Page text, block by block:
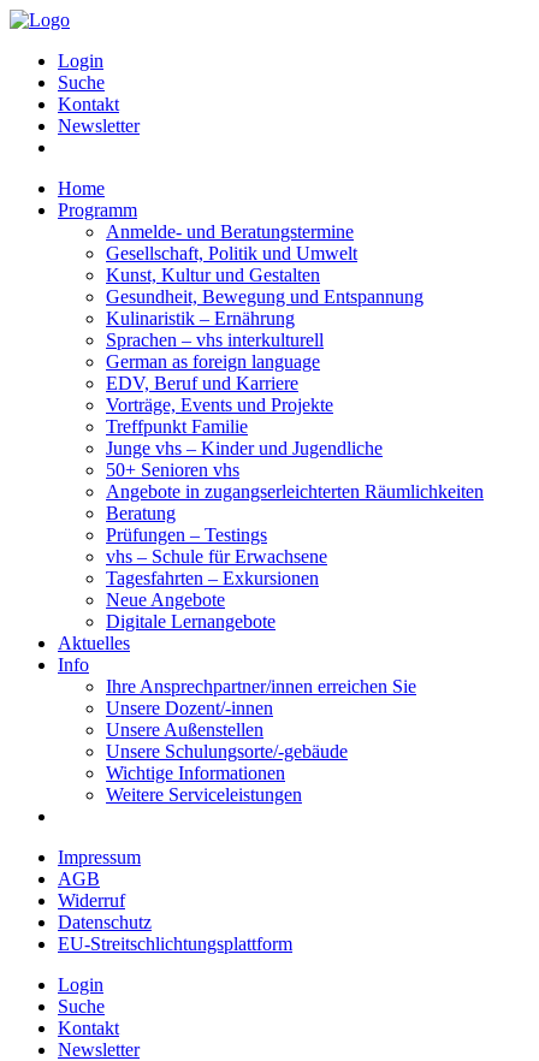
Login
Suche
Kontakt
Newsletter
Home
Programm
Anmelde- und Beratungstermine
Gesellschaft, Politik und Umwelt
Kunst, Kultur und Gestalten
Gesundheit, Bewegung und Entspannung
Kulinaristik – Ernährung
Sprachen – vhs interkulturell
German as foreign language
EDV, Beruf und Karriere
Vorträge, Events und Projekte
Treffpunkt Familie
Junge vhs – Kinder und Jugendliche
50+ Senioren vhs
Angebote in zugangserleichterten Räumlichkeiten
Beratung
Prüfungen – Testings
vhs – Schule für Erwachsene
Tagesfahrten – Exkursionen
Neue Angebote
Digitale Lernangebote
Aktuelles
Info
Ihre Ansprechpartner/innen erreichen Sie
Unsere Dozent/-innen
Unsere Außenstellen
Unsere Schulungsorte/-gebäude
Wichtige Informationen
Weitere Serviceleistungen
Impressum
AGB
Widerruf
Datenschutz
EU-Streitschlichtungsplattform
Login
Suche
Kontakt
Newsletter